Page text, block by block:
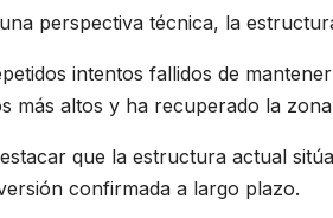
perspectiva técnica, la
intentos fallidos de
más altos y ha recuperado la
que la estructura actual
confirmada a largo plazo.